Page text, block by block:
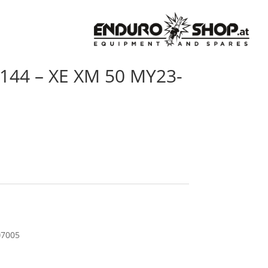
– XE XM 50 MY23-